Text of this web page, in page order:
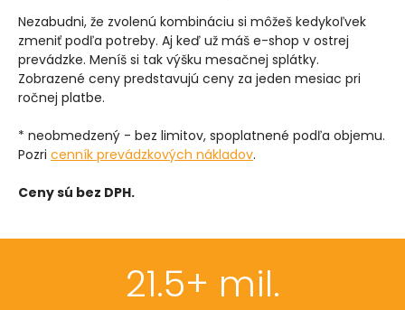
Nezabudni, že zvolenú kombináciu si môžeš kedykoľvek
zmeniť podľa potreby. Aj keď už máš e-shop v ostrej
prevádzke. Meníš si tak výšku mesačnej splátky.
Zobrazené ceny predstavujú ceny za jeden mesiac pri
ročnej platbe.
* neobmedzený - bez limitov, spoplatnené podľa objemu.
Pozri cenník prevádzkových nákladov.
Ceny sú bez DPH.
21.5+ mil.